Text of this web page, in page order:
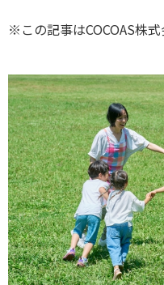
※この記事はCOCOAS株